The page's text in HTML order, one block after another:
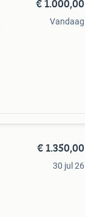
€ 1.000,00
Vandaag
€ 1.350,00
30 jul 26